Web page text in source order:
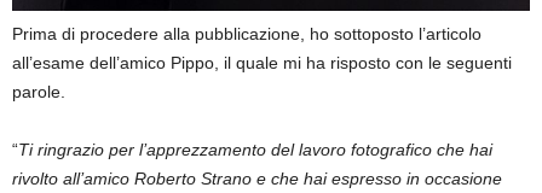
Prima di procedere alla pubblicazione, ho sottoposto l’articolo
all’esame dell’amico Pippo, il quale mi ha risposto con le seguenti
parole.
“Ti ringrazio per l’apprezzamento del lavoro fotografico che hai
rivolto all’amico Roberto Strano e che hai espresso in occasione